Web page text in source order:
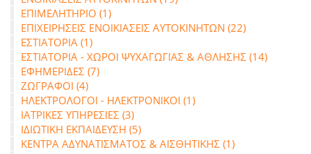
ΕΠΙΜΕΛΗΤΗΡΙΟ (1)
ΕΠΙΧΕΙΡΗΣΕΙΣ ΕΝΟΙΚΙΑΣΕΙΣ ΑΥΤΟΚΙΝΗΤΩΝ (22)
ΕΣΤΙΑΤΟΡΙΑ (1)
ΕΣΤΙΑΤΟΡΙΑ - ΧΩΡΟΙ ΨΥΧΑΓΩΓΙΑΣ & ΑΘΛΗΣΗΣ (14)
ΕΦΗΜΕΡΙΔΕΣ (7)
ΖΩΓΡΑΦΟΙ (4)
ΗΛΕΚΤΡΟΛΟΓΟΙ - ΗΛΕΚΤΡΟΝΙΚΟΙ (1)
ΙΑΤΡΙΚΕΣ ΥΠΗΡΕΣΙΕΣ (3)
ΙΔΙΩΤΙΚΗ ΕΚΠΑΙΔΕΥΣΗ (5)
ΚΕΝΤΡΑ ΑΔΥΝΑΤΙΣΜΑΤΟΣ & ΑΙΣΘΗΤΙΚΗΣ (1)